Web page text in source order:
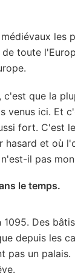
les
toute
c'est que la
venus ici. Et
fort. C'est
hasard et où
il pas
le temps.
1095. Des
depuis les
pas un palais.